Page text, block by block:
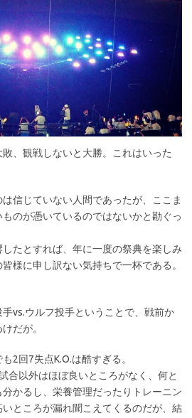
、観戦しないと大勝。これはいった
信じていない人間であったが、ここま
のが憑いているのではないかと勘ぐっ
たとすれば、年に一度の祭典を楽しみ
様に申し訳ない気持ちで一杯である。
vs.ウルフ投手ということで、戦前か
だが。
2回7失点K.O.は酷すぎる。
合以外はほぼ良いところがなく、何と
かるし、栄養管理だったりトレーニン
ところが漏れ聞こえてくるのだが、結